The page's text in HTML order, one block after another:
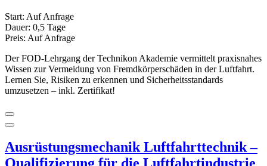
Start: Auf Anfrage
Dauer: 0,5 Tage
Preis: Auf Anfrage
Der FOD-Lehrgang der Technikon Akademie vermittelt praxisnahes
Wissen zur Vermeidung von Fremdkörperschäden in der Luftfahrt.
Lernen Sie, Risiken zu erkennen und Sicherheitsstandards
umzusetzen – inkl. Zertifikat!
Ausrüstungsmechanik Luftfahrttechnik –